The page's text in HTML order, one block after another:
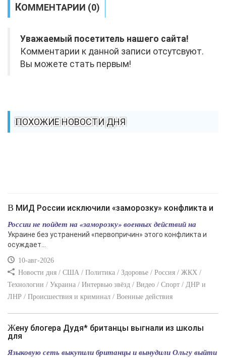
КОММЕНТАРИИ (0)
Уважаемый посетитель нашего сайта!
Комментарии к данной записи отсутсвуют.
Вы можете стать первым!
ПОХОЖИЕ НОВОСТИ ДНЯ
В МИД России исключили «заморозку» конфликта и
России не пойдет на «заморозку» военных действий на
Украине без устранений «первопричин» этого конфликта и
осуждает...
10-авг-2026
Новости дня / США / Политика / Здоровье / Россия / ЖКХ /
Технологии / Украина / Интервью звёзд / Видео / Спорт / ДНР и
ЛНР / Происшествия и криминал / Военные действия
Жену блогера Дудя* британцы выгнали из школы
для
Языковую сеть выкупили британцы и вынудили Ольгу выйти